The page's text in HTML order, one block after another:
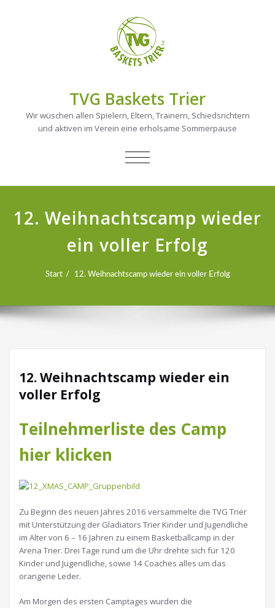
TVG Baskets Trier
Wir wüschen allen Spielern, Eltern, Trainern, Schiedsrichtern
und aktiven im Verein eine erholsame Sommerpause
NAVIGATION
12. Weihnachtscamp wieder
ein voller Erfolg
Start 12. Weihnachtscamp wieder ein voller Erfolg
12. Weihnachtscamp wieder ein
voller Erfolg
Teilnehmerliste des Camp
hier klicken
Zu Beginn des neuen Jahres 2016 versammelte die TVG Trier
mit Unterstützung der Gladiators Trier Kinder und Jugendliche
im Alter von 6 – 16 Jahren zu einem Basketballcamp in der
Arena Trier. Drei Tage rund um die Uhr drehte sich für 120
Kinder und Jugendliche, sowie 14 Coaches alles um das
orangene Leder.
Am Morgen des ersten Camptages wurden die